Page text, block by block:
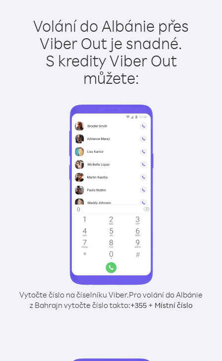
Volání do Albánie přes
Viber Out je snadné.
S kredity Viber Out
můžete:
Vytočte číslo na číselníku Viber.Pro volání do Albánie
z Bahrajn vytočte číslo takto:+355+ Místní číslo